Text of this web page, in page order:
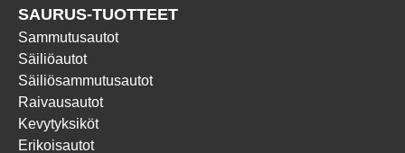
SAURUS-TUOTTEET
Sammutusautot
Säiliöautot
Säiliösammutusautot
Raivausautot
Kevytyksiköt
Erikoisautot